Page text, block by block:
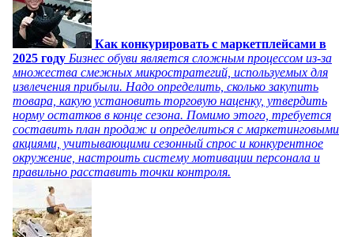
Как конкурировать с маркетплейсами в
2025 году Бизнес обуви является сложным процессом из-за
множества смежных микростратегий, используемых для
извлечения прибыли. Надо определить, сколько закупить
товара, какую установить торговую наценку, утвердить
норму остатков в конце сезона. Помимо этого, требуется
составить план продаж и определиться с маркетинговыми
акциями, учитывающими сезонный спрос и конкурентное
окружение, настроить систему мотивации персонала и
правильно расставить точки контроля.